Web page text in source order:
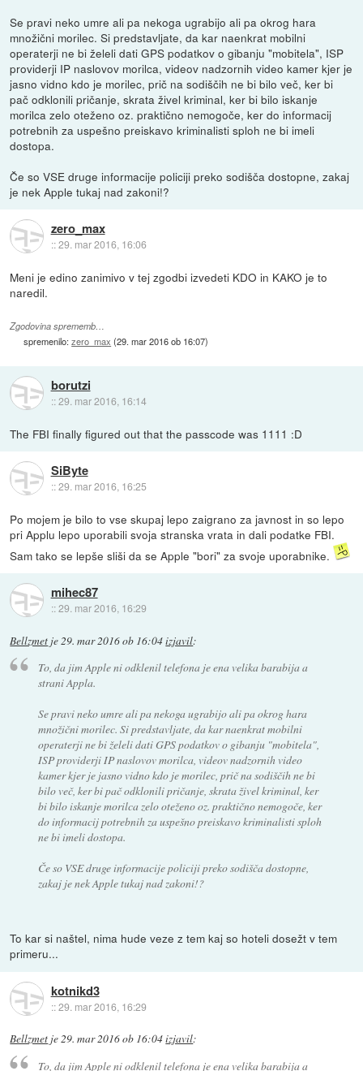
Se pravi neko umre ali pa nekoga ugrabijo ali pa okrog hara
množični morilec. Si predstavljate, da kar naenkrat mobilni
operaterji ne bi želeli dati GPS podatkov o gibanju "mobitela", ISP
providerji IP naslovov morilca, videov nadzornih video kamer kjer je
jasno vidno kdo je morilec, prič na sodiščih ne bi bilo več, ker bi
pač odklonili pričanje, skrata živel kriminal, ker bi bilo iskanje
morilca zelo oteženo oz. praktično nemogoče, ker do informacij
potrebnih za uspešno preiskavo kriminalisti sploh ne bi imeli
dostopa.
Če so VSE druge informacije policiji preko sodišča dostopne, zakaj
je nek Apple tukaj nad zakoni!?
zero_max
::29. mar 2016, 16:06
Meni je edino zanimivo v tej zgodbi izvedeti KDO in KAKO je to
naredil.
Zgodovina sprememb…
spremenilo:zero_max (29. mar 2016 ob 16:07)
borutzi
::29. mar 2016, 16:14
The FBI finally figured out that the passcode was 1111 :D
SiByte
::29. mar 2016, 16:25
Po mojem je bilo to vse skupaj lepo zaigrano za javnost in so lepo
pri Applu lepo uporabili svoja stranska vrata in dali podatke FBI.
Sam tako se lepše sliši da se Apple "bori" za svoje uporabnike.
mihec87
::29. mar 2016, 16:29
Bellzmet je29. mar 2016 ob 16:04izjavil:
To, da jim Apple ni odklenil telefona je ena velika barabija a
strani Appla.
Se pravi neko umre ali pa nekoga ugrabijo ali pa okrog hara
množični morilec. Si predstavljate, da kar naenkrat mobilni
operaterji ne bi želeli dati GPS podatkov o gibanju "mobitela",
ISP providerji IP naslovov morilca, videov nadzornih video
kamer kjer je jasno vidno kdo je morilec, prič na sodiščih ne bi
bilo več, ker bi pač odklonili pričanje, skrata živel kriminal, ker
bi bilo iskanje morilca zelo oteženo oz. praktično nemogoče, ker
do informacij potrebnih za uspešno preiskavo kriminalisti sploh
ne bi imeli dostopa.
Če so VSE druge informacije policiji preko sodišča dostopne,
zakaj je nek Apple tukaj nad zakoni!?
To kar si naštel, nima hude veze z tem kaj so hoteli dosežt v tem
primeru...
kotnikd3
::29. mar 2016, 16:29
Bellzmet je29. mar 2016 ob 16:04izjavil:
To, da jim Apple ni odklenil telefona je ena velika barabija a